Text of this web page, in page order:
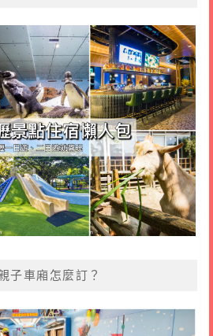
子車廂怎麼訂？